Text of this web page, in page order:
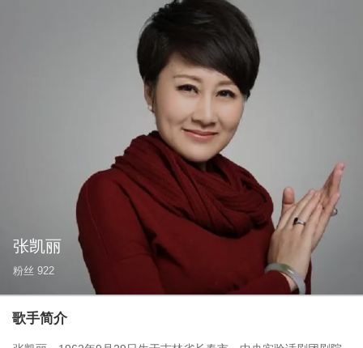
张凯丽
粉丝 922
歌手简介